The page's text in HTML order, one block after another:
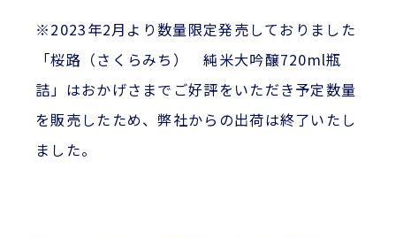
※2023年2月より数量限定発売しておりました
「桜路（さくらみち） 純米大吟醸720ml瓶
詰」はおかげさまでご好評をいただき予定数量
を販売したため、弊社からの出荷は終了いたし
ました。